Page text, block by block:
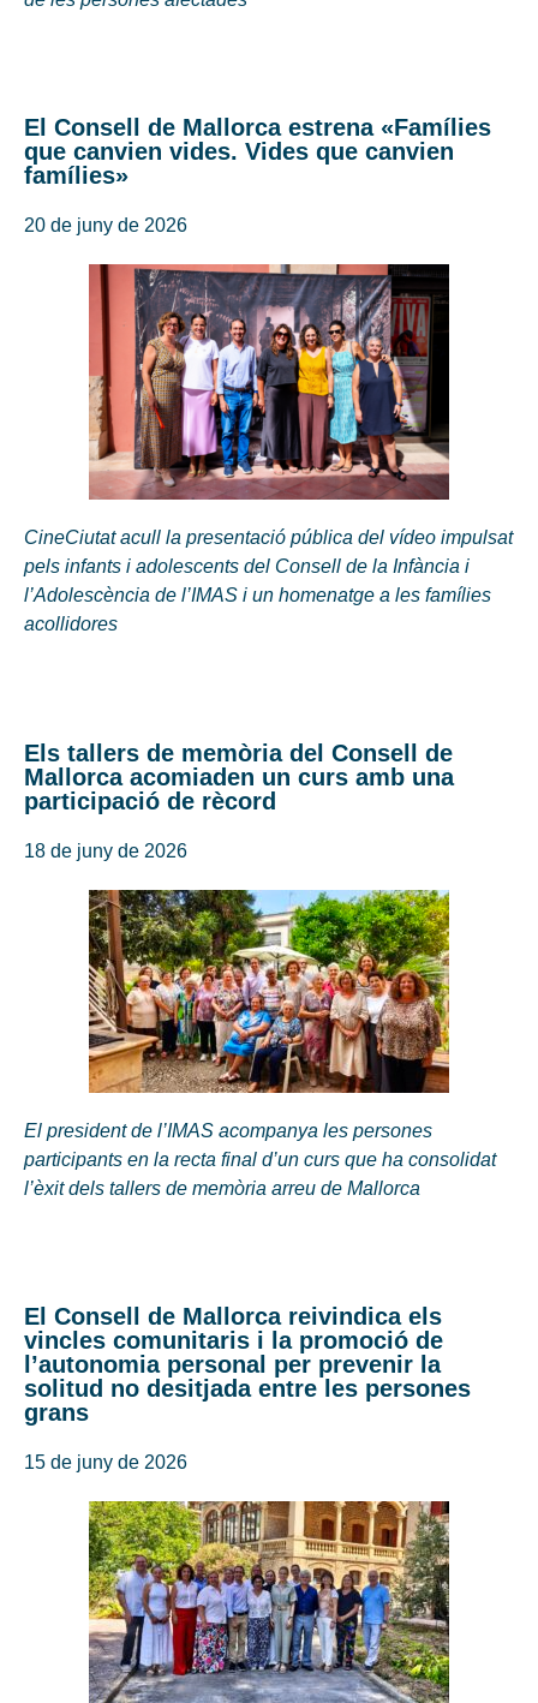
El Consell de Mallorca estrena «Famílies
que canvien vides. Vides que canvien
famílies»
20 de juny de 2026
CineCiutat acull la presentació pública del vídeo impulsat
pels infants i adolescents del Consell de la Infància i
l’Adolescència de l’IMAS i un homenatge a les famílies
acollidores
Els tallers de memòria del Consell de
Mallorca acomiaden un curs amb una
participació de rècord
18 de juny de 2026
El president de l’IMAS acompanya les persones
participants en la recta final d’un curs que ha consolidat
l’èxit dels tallers de memòria arreu de Mallorca
El Consell de Mallorca reivindica els
vincles comunitaris i la promoció de
l’autonomia personal per prevenir la
solitud no desitjada entre les persones
grans
15 de juny de 2026